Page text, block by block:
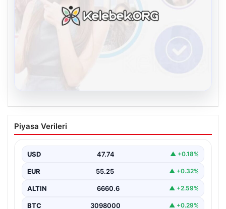
Kelebek.Org İle Sanal İletişimin Seviyeli
Adresi Ve Muhabbet Deneyimi
oluşturması kritik bir hassasiyet taşımaktadır. Halen
çeşitli…
Piyasa Verileri
USD 47.74 ▲ +0.18%
EUR 55.25 ▲ +0.32%
ALTIN 6660.6 ▲ +2.59%
BTC 3098000 ▲ +0.29%